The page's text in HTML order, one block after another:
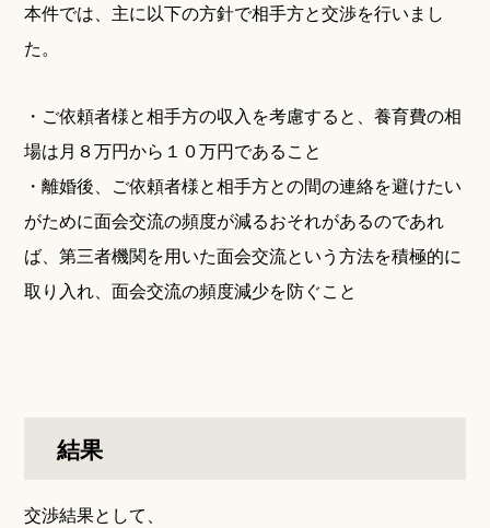
本件では、主に以下の方針で相手方と交渉を行いまし
た。
・ご依頼者様と相手方の収入を考慮すると、養育費の相
場は月８万円から１０万円であること
・離婚後、ご依頼者様と相手方との間の連絡を避けたい
がために面会交流の頻度が減るおそれがあるのであれ
ば、第三者機関を用いた面会交流という方法を積極的に
取り入れ、面会交流の頻度減少を防ぐこと
結果
交渉結果として、